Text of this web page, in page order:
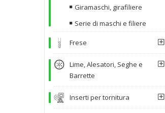
Giramaschi, girafiliere
Serie di maschi e filiere
Frese
Lime, Alesatori, Seghe e
Barrette
Inserti per tornitura